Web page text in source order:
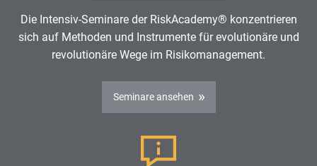
Die Intensiv-Seminare der RiskAcademy® konzentrieren
sich auf Methoden und Instrumente für evolutionäre und
revolutionäre Wege im Risikomanagement.
Seminare ansehen